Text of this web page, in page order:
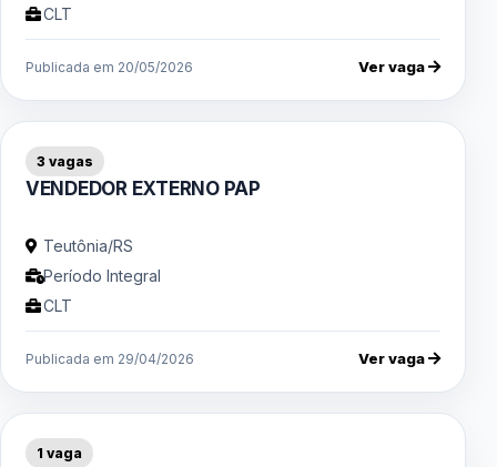
CLT
Publicada em 20/05/2026 Ver vaga
3 vagas
VENDEDOR EXTERNO PAP
Teutônia/RS
Período Integral
CLT
Publicada em 29/04/2026 Ver vaga
1 vaga